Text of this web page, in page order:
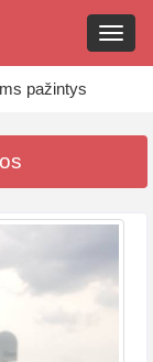
pažintys